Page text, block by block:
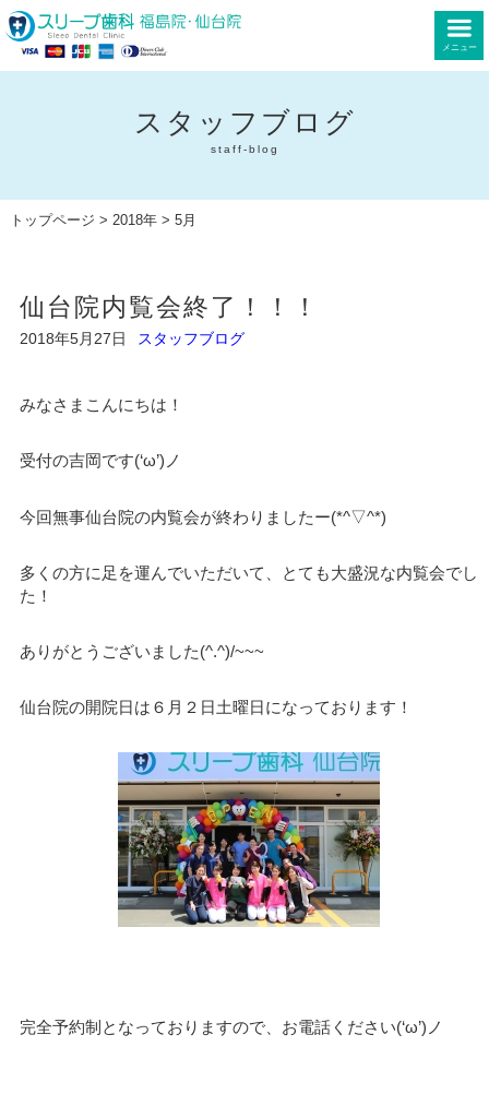
メニュー
スタッフブログ
staff-blog
トップページ > 2018年> 5月
仙台院内覧会終了！！！
2018年5月27日 スタッフブログ
みなさまこんにちは！
受付の吉岡です(‘ω’)ノ
今回無事仙台院の内覧会が終わりましたー(*^▽^*)
多くの方に足を運んでいただいて、とても大盛況な内覧会でし
た！
ありがとうございました(^.^)/~~~
仙台院の開院日は６月２日土曜日になっております！
完全予約制となっておりますので、お電話ください(‘ω’)ノ